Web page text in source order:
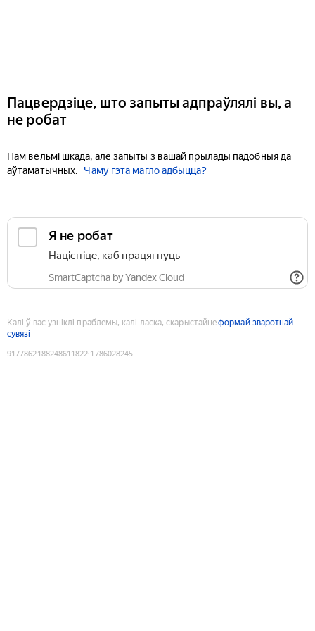
Пацвердзіце, што запыты адпраўлялі вы, а
не робат
Нам вельмі шкада, але запыты з вашай прылады падобныя да
аўтаматычных.
Чаму гэта магло адбыцца?
Я не робат
Націсніце, каб працягнуць
SmartCaptcha by Yandex Cloud
Калі ў вас узніклі праблемы, калі ласка, скарыстайцеформай зваротнай
сувязі
9177862188248611822:1786028245